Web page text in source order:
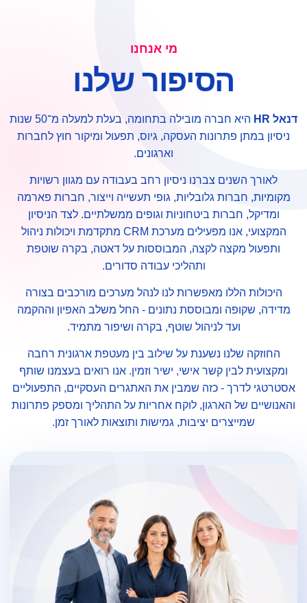
מי אנחנו
הסיפור שלנו
דנאל HR
היא חברה מובילה בתחומה, בעלת למעלה מ־50 שנות
ניסיון במתן פתרונות העסקה, גיוס, תפעול ומיקור חוץ לחברות
וארגונים.
לאורך השנים צברנו ניסיון רחב בעבודה עם מגוון רשויות
מקומיות, חברות גלובליות, גופי תעשייה וייצור, חברות פארמה
ומדיקל, חברות ביטחוניות וגופים ממשלתיים. לצד הניסיון
המקצועי, אנו מפעילים מערכת CRM מתקדמת ויכולות ניהול
ותפעול מקצה לקצה, המבוססות על דאטה, בקרה שוטפת
ותהליכי עבודה סדורים.
היכולות הללו מאפשרות לנו לנהל מערכים מורכבים בצורה
מדידה, שקופה ומבוססת נתונים - החל משלב האפיון וההקמה
ועד לניהול שוטף, בקרה ושיפור מתמיד.
החוזקה שלנו נשענת על שילוב בין מעטפת ארגונית רחבה
ומקצועית לבין קשר אישי, ישיר וזמין. אנו רואים בעצמנו שותף
אסטרטגי לדרך - כזה שמבין את האתגרים העסקיים, התפעוליים
והאנושיים של הארגון, לוקח אחריות על התהליך ומספק פתרונות
שמייצרים יציבות, גמישות ותוצאות לאורך זמן.